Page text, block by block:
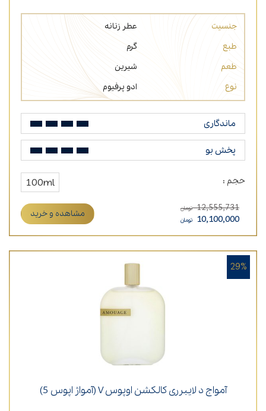
جنسیت
عطر زنانه
طبع
گرم
طعم
شیرین
نوع
ادو پرفیوم
ماندگاری
پخش بو
حجم : 100ml
12,555,731 تومان
10,100,000 تومان
مشاهده و خرید
آمواج د لایبرری کالکشن اوپوس V (آمواژ اپوس 5)
29%